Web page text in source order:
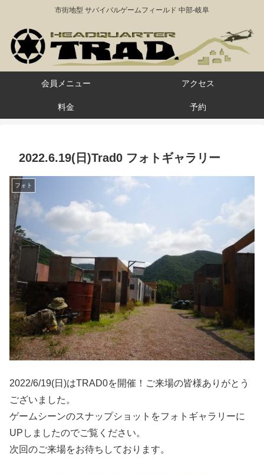
市街地型 サバイバルゲームフィールド 中部-岐阜
会員メニュー アクセス
料金 予約
2022.6.19(日)Trad0 フォトギャラリー
フォト
2022/6/19(日)はTRAD0を開催！ご来場の皆様ありがとう
ございました。
ゲームシーンのスナップショットをフォトギャラリーに
UPしましたのでご覧ください。
次回のご来場をお待ちしております。